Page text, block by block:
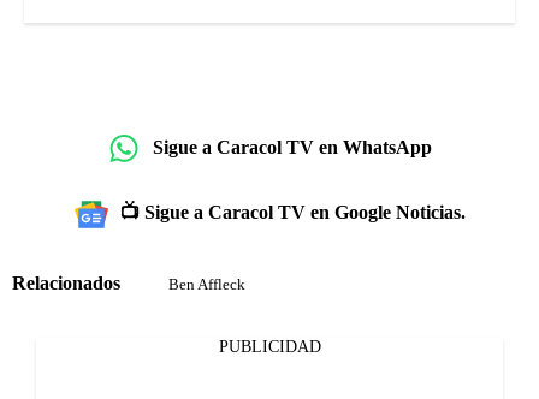
Sigue a Caracol TV en WhatsApp
📺 Sigue a Caracol TV en Google Noticias.
Relacionados Ben Affleck
PUBLICIDAD